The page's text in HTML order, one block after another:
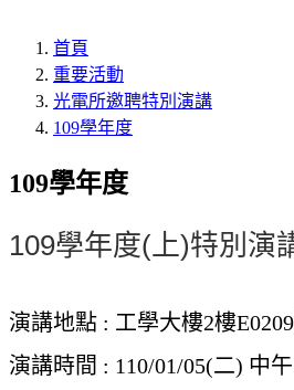
首頁
重要活動
光電所邀聘特別演講
109學年度
109學年度
109學年度(上)特別演
演講地點 : 工學大樓2樓
演講時間 : 110/01/05(二) 中